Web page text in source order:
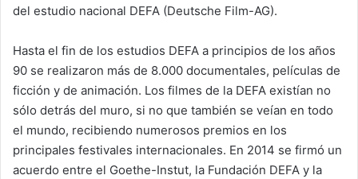
del estudio nacional DEFA (Deutsche Film-AG).
Hasta el fin de los estudios DEFA a principios de los años
90 se realizaron más de 8.000 documentales, películas de
ficción y de animación. Los filmes de la DEFA existían no
sólo detrás del muro, si no que también se veían en todo
el mundo, recibiendo numerosos premios en los
principales festivales internacionales. En 2014 se firmó un
acuerdo entre el Goethe-Instut, la Fundación DEFA y la